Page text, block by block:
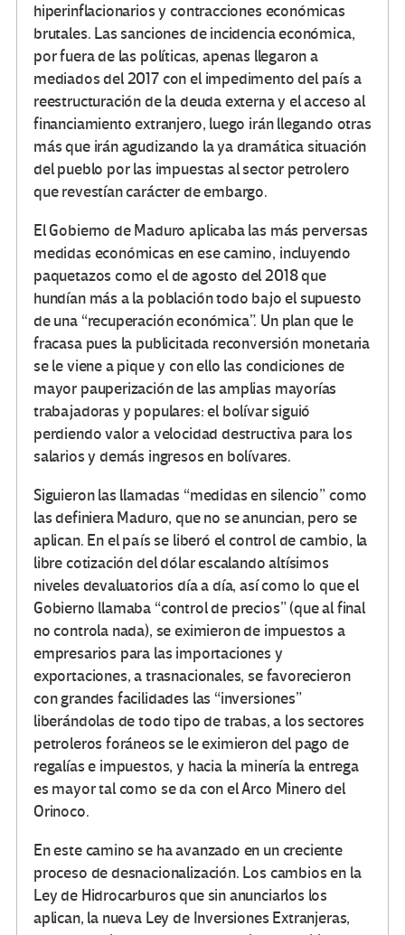
hiperinflacionarios y contracciones económicas
brutales. Las sanciones de incidencia económica,
por fuera de las políticas, apenas llegaron a
mediados del 2017 con el impedimento del país a
reestructuración de la deuda externa y el acceso al
financiamiento extranjero, luego irán llegando otras
más que irán agudizando la ya dramática situación
del pueblo por las impuestas al sector petrolero
que revestían carácter de embargo.
El Gobierno de Maduro aplicaba las más perversas
medidas económicas en ese camino, incluyendo
paquetazos como el de agosto del 2018 que
hundían más a la población todo bajo el supuesto
de una “recuperación económica”. Un plan que le
fracasa pues la publicitada reconversión monetaria
se le viene a pique y con ello las condiciones de
mayor pauperización de las amplias mayorías
trabajadoras y populares: el bolívar siguió
perdiendo valor a velocidad destructiva para los
salarios y demás ingresos en bolívares.
Siguieron las llamadas “medidas en silencio” como
las definiera Maduro, que no se anuncian, pero se
aplican. En el país se liberó el control de cambio, la
libre cotización del dólar escalando altísimos
niveles devaluatorios día a día, así como lo que el
Gobierno llamaba “control de precios” (que al final
no controla nada), se eximieron de impuestos a
empresarios para las importaciones y
exportaciones, a trasnacionales, se favorecieron
con grandes facilidades las “inversiones”
liberándolas de todo tipo de trabas, a los sectores
petroleros foráneos se le eximieron del pago de
regalías e impuestos, y hacia la minería la entrega
es mayor tal como se da con el Arco Minero del
Orinoco.
En este camino se ha avanzado en un creciente
proceso de desnacionalización. Los cambios en la
Ley de Hidrocarburos que sin anunciarlos los
aplican, la nueva Ley de Inversiones Extranjeras,